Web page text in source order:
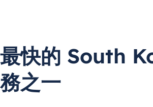
最快的 South
務之一